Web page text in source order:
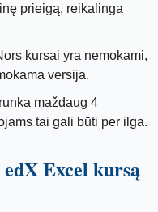
prieigą, reikalinga
kursai yra nemokami,
versija.
maždaug 4
tai gali būti per ilga.
Excel kursą